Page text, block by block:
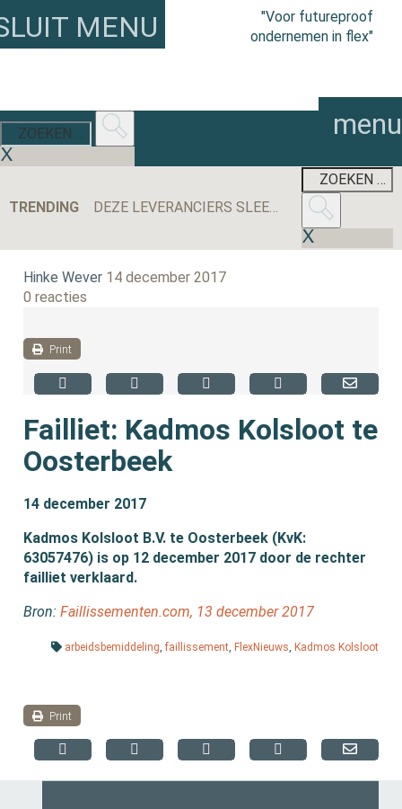
"Voor futureproof
ondernemen in flex"
MENU
menu
TRENDING DEZE LEVERANCIERS SLEEPTEN DE MEESTE AANBESTEDINGEN BINNEN IN 2025
Hinke Wever 14 december 2017
0 reacties
Print
Failliet: Kadmos Kolsloot te
Oosterbeek
14 december 2017
Kadmos Kolsloot B.V. te Oosterbeek (KvK:
63057476) is op 12 december 2017 door de rechter
failliet verklaard.
Bron:Faillissementen.com, 13 december 2017
arbeidsbemiddeling,faillissement, FlexNieuws, Kadmos Kolsloot
Print